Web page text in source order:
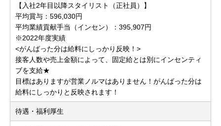
【入社2年目以降スタイリスト（正社員）】
平均賞与：596,030円
平均業績貢献手当（インセン）：395,907円
※2022年度実績
<がんばった分は給料にしっかり反映！>
接客人数や売上金額によって、固定給とは別にインセンティ
ブを支給★
目標はありますが営業ノルマはありません！がんばった分は
給料にしっかりと反映されます！
待遇・福利厚生